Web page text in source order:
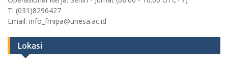
T: (031)8296427
Email: info_fmipa@unesa.ac.id
Lokasi